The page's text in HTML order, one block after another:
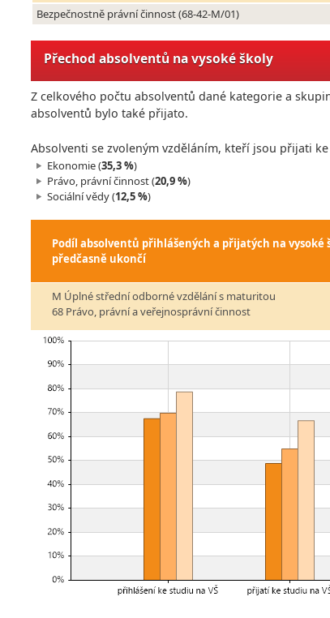
Bezpečnostně právní činnost (68-42-M/01)
Přechod absolventů na vysoké školy
Z celkového počtu absolventů dané kategorie a
absolventů bylo také přijato.
Absolventi se zvoleným vzděláním, kteří jsou přijati
Ekonomie (35,3 %)
Právo, právní činnost (20,9 %)
Sociální vědy (12,5 %)
Podíl absolventů přihlášených a přijatých na
předčasně ukončí
M Úplné střední odborné vzdělání s maturitou
68 Právo, právní a veřejnosprávní činnost